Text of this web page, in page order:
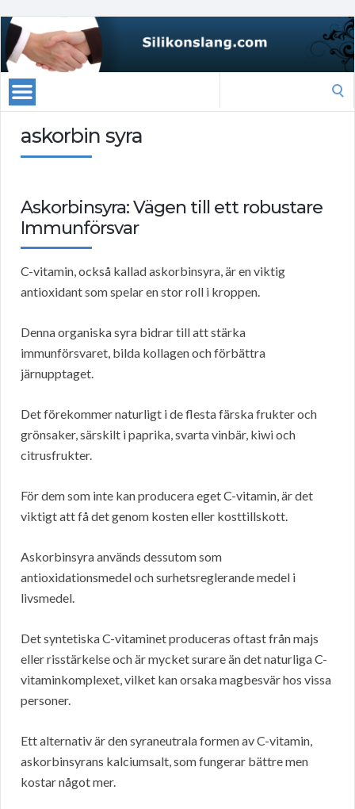
askorbin syra
Askorbinsyra: Vägen till ett robustare
Immunförsvar
C-vitamin, också kallad askorbinsyra, är en viktig
antioxidant som spelar en stor roll i kroppen.
Denna organiska syra bidrar till att stärka
immunförsvaret, bilda kollagen och förbättra
järnupptaget.
Det förekommer naturligt i de flesta färska frukter och
grönsaker, särskilt i paprika, svarta vinbär, kiwi och
citrusfrukter.
För dem som inte kan producera eget C-vitamin, är det
viktigt att få det genom kosten eller kosttillskott.
Askorbinsyra används dessutom som
antioxidationsmedel och surhetsreglerande medel i
livsmedel.
Det syntetiska C-vitaminet produceras oftast från majs
eller risstärkelse och är mycket surare än det naturliga C-
vitaminkomplexet, vilket kan orsaka magbesvär hos vissa
personer.
Ett alternativ är den syraneutrala formen av C-vitamin,
askorbinsyrans kalciumsalt, som fungerar bättre men
kostar något mer.